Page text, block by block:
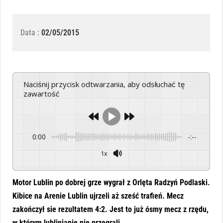
Data : 02/05/2015
Naciśnij przycisk odtwarzania, aby odsłuchać tę
zawartość
0:00 -:--
1x
Motor Lublin po dobrej grze wygrał z Orlęta Radzyń Podlaski.
Kibice na Arenie Lublin ujrzeli aż sześć trafień. Mecz
zakończył sie rezultatem 4:2. Jest to już ósmy mecz z rzędu,